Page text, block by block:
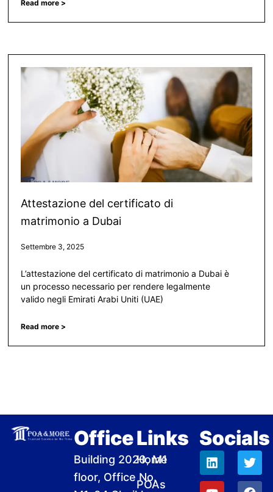
Read more >
Attestazione del certificato di
matrimonio a Dubai
Settembre 3, 2025
L’attestazione del certificato di matrimonio a Dubai è
un processo necessario per rendere legalmente
valido negli Emirati Arabi Uniti (UAE)
Read more >
Office
Building 2020, M1
floor, Office No.
Links
Home
POAs
Socials
L
i
n
T
w
i
Y
o
u
F
a
c
I
n
s
D
r
i
W